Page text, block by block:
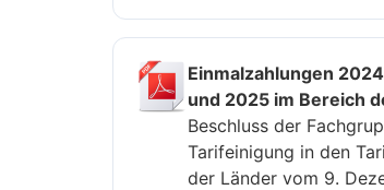
Einmalzahlungen
und 2025 im Bereich
Beschluss der
Tarifeinigung in den
der Länder vom 9.